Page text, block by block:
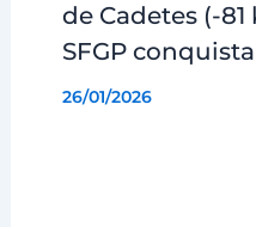
de Cadetes (-
SFGP
26/01/2026